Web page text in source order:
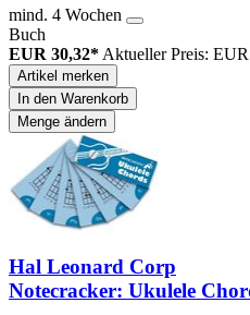
mind. 4 Wochen
Buch
EUR 30,32* Aktueller Preis:
Artikel merken
In den Warenkorb
Menge ändern
Hal Leonard Corp
Notecracker: Ukulele